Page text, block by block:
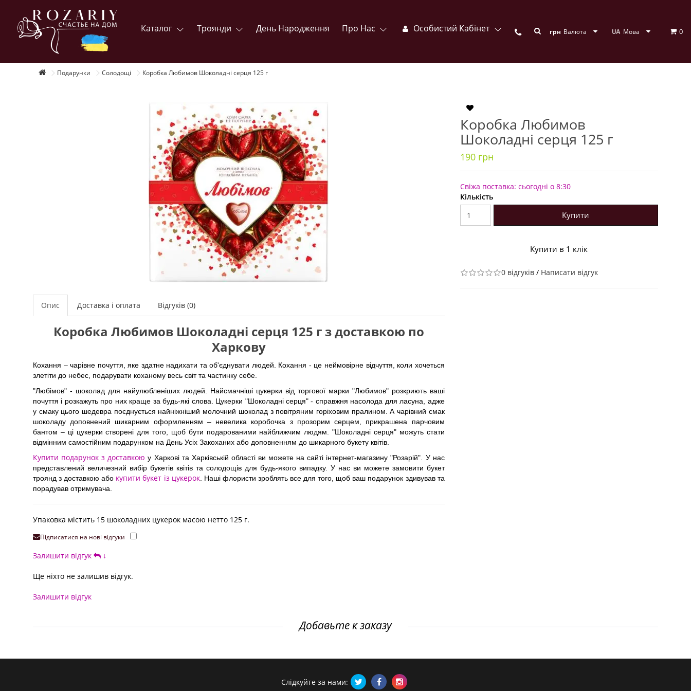
Каталог Троянди День Народження Про Нас Особистий Кабінет грн Валюта Мова 0
Подарунки Солодощі Коробка Любимов Шоколадні серця 125 г
Опис Доставка і оплата Відгуків (0)
Коробка Любимов Шоколадні серця 125 г з доставкою по
Харкову
Кохання – чарівне почуття, яке здатне надихати та об'єднувати людей. Кохання - це неймовірне відчуття, коли хочеться
злетіти до небес, подарувати коханому весь світ та частинку себе.
"Любімов" - шоколад для найулюбленіших людей. Найсмачніші цукерки від торгової марки "Любимов" розкриють ваші
почуття і розкажуть про них краще за будь-які слова. Цукерки "Шоколадні серця" - справжня насолода для ласуна, адже
у смаку цього шедевра поєднується найніжніший молочний шоколад з повітряним горіховим пралином. А чарівний смак
шоколаду доповнений шикарним оформленням – невелика коробочка з прозорим серцем, прикрашена парчовим
бантом – ці цукерки створені для того, щоб бути подарованими найближчим людям. "Шоколадні серця" можуть стати
відмінним самостійним подарунком на День Усіх Закоханих або доповненням до шикарного букету квітів.
Купити подарунок з доставкою у Харкові та Харківській області ви можете на сайті інтернет-магазину "Розарій". У нас
представлений величезний вибір букетів квітів та солодощів для будь-якого випадку. У нас ви можете замовити букет
троянд з доставкою або купити букет із цукерок. Наші флористи зроблять все для того, щоб ваш подарунок здивував та
порадував отримувача.
Упаковка містить 15 шоколадних цукерок масою нетто 125 г.
Коробка Любимов
Шоколадні серця 125 г
190 грн
Свіжа поставка: сьогодні о 8:30
Кількість
Купити
Купити в 1 клік
0 відгуків/ Написати відгук
Підписатися на нові відгуки
Залишити відгук ↓
Ще ніхто не залишив відгук.
Залишити відгук
Добавьте к заказу
Слідкуйте за нами: